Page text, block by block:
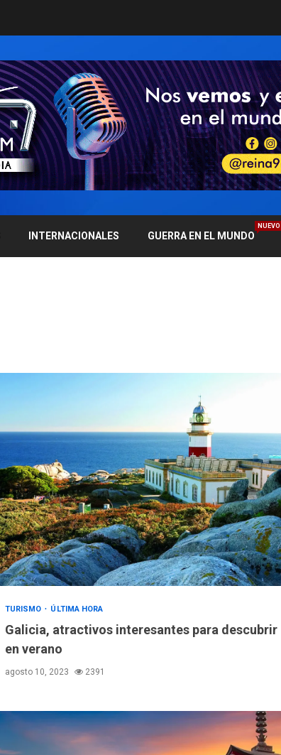
INTERNACIONALES GUERRA EN EL MUNDO
NUEVO
TURISMO ÚLTIMA HORA
Galicia, atractivos interesantes para descubrir
en verano
agosto 10, 2023 2391